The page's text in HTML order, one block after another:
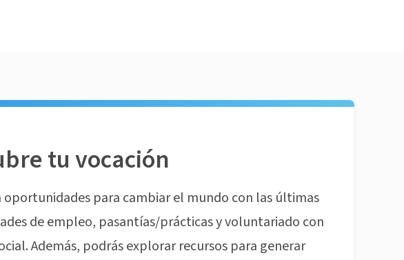
tu vocación
oportunidades para cambiar el mundo con las últimas
de empleo, pasantías/prácticas y voluntariado con
Además, podrás explorar recursos para generar